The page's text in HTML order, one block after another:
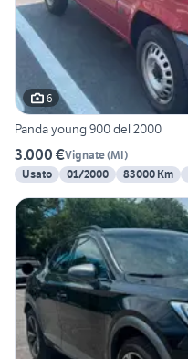
6
Panda young 900 del 2000
3.000 €Vignate(MI)
Usato
01/2000 83000 Km